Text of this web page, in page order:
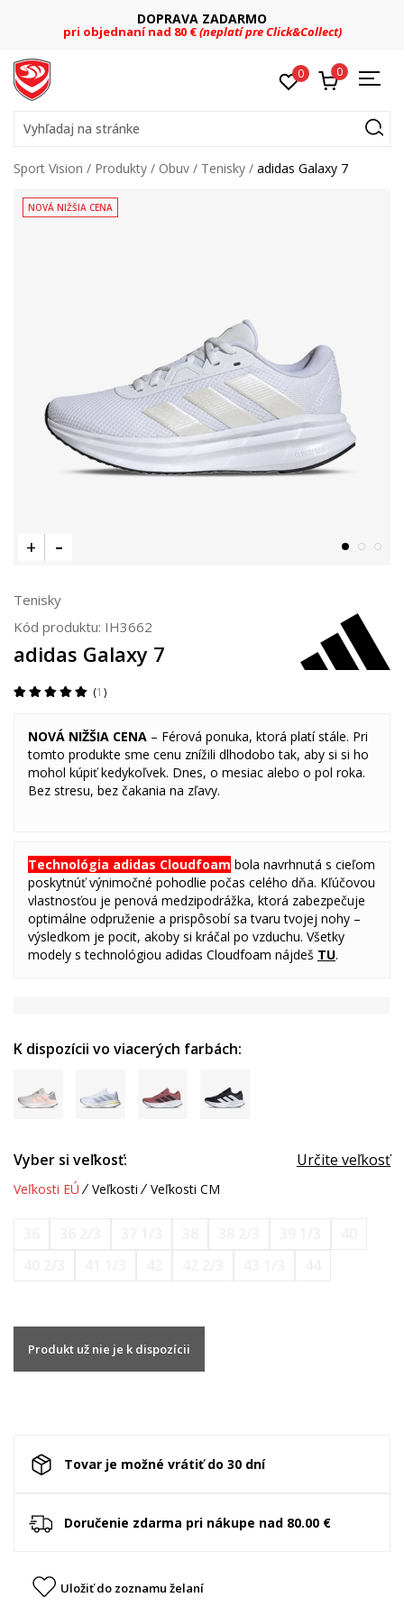
DOPRAVA ZADARMO
pri objednaní nad 80 €(neplatí pre Click&Collect)
0 0
Vyhľadaj na stránke
Sport Vision Produkty Obuv Tenisky adidas Galaxy 7
NOVÁ NIŽŠIA CENA
Tenisky
Kód produktu: IH3662
adidas Galaxy 7
1
NOVÁ NIŽŠIA CENA – Férová ponuka, ktorá platí stále. Pri
tomto produkte sme cenu znížili dlhodobo tak, aby si si ho
mohol kúpiť kedykoľvek. Dnes, o mesiac alebo o pol roka.
Bez stresu, bez čakania na zľavy.
Technológia adidas Cloudfoam bola navrhnutá s cieľom
poskytnúť výnimočné pohodlie počas celého dňa. Kľúčovou
vlastnosťou je penová medzipodrážka, ktorá zabezpečuje
optimálne odpruženie a prispôsobí sa tvaru tvojej nohy –
výsledkom je pocit, akoby si kráčal po vzduchu. Všetky
modely s technológiou adidas Cloudfoam nájdeš TU.
K dispozícii vo viacerých farbách:
Vyber si veľkosť: Určite veľkosť
Veľkosti EÚ Veľkosti Veľkosti CM
Produkt už nie je k dispozícii
Tovar je možné vrátiť do 30 dní
Doručenie zdarma pri nákupe nad 80.00 €
Uložiť do zoznamu želaní